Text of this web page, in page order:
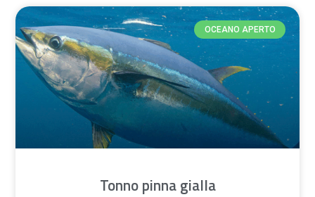
OCEANO APERTO
Tonno pinna gialla